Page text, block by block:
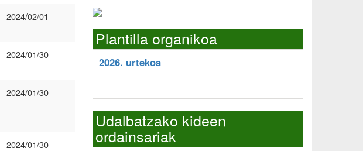
2024/02/01
2024/01/30
2024/01/30
2024/01/30
Plantilla organikoa
2026. urtekoa
Udalbatzako kideen
ordainsariak